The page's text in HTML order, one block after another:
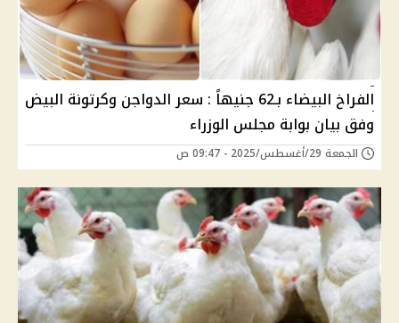
الفراخ البيضاء بـ62 جنيهاً : سعر الدواجن وكرتونة البيض
وفق بيان بوابة مجلس الوزراء
الجمعة 29/أغسطس/2025 - 09:47 ص